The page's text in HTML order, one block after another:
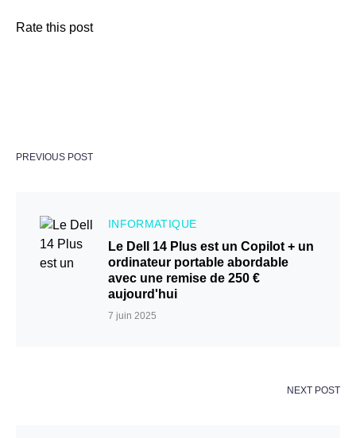
Rate this post
PREVIOUS POST
INFORMATIQUE
Le Dell 14 Plus est un Copilot + un
ordinateur portable abordable
avec une remise de 250 €
aujourd'hui
7 juin 2025
NEXT POST